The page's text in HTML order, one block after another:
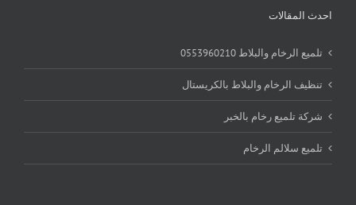
احدث المقالات
تلميع الرخام والبلاط 0553960210
تنظيف الرخام والبلاط بالكريستال
شركة تلميع رخام بالخبر
تلميع سلالم الرخام